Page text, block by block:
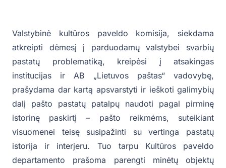
Valstybinė kultūros paveldo komisija, siekdama
atkreipti dėmesį į parduodamų valstybei svarbių
pastatų problematiką, kreipėsi į atsakingas
institucijas ir AB „Lietuvos paštas“ vadovybę,
prašydama dar kartą apsvarstyti ir ieškoti galimybių
dalį pašto pastatų patalpų naudoti pagal pirminę
istorinę paskirtį – pašto reikmėms, suteikiant
visuomenei teisę susipažinti su vertinga pastatų
istorija ir interjeru. Tuo tarpu Kultūros paveldo
departamento prašoma parengti minėtų objektų